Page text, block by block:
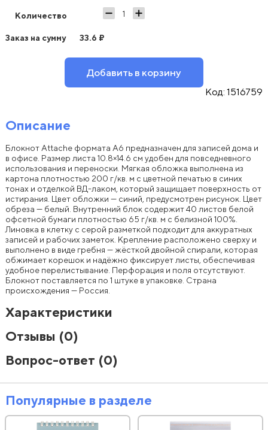
Количество
Заказ на сумму 33.6 ₽
Добавить в корзину
Код: 1516759
Описание
Блокнот Attache формата A6 предназначен для записей дома и
в офисе. Размер листа 10.8×14.6 см удобен для повседневного
использования и переноски. Мягкая обложка выполнена из
картона плотностью 200 г/кв. м с цветной печатью в синих
тонах и отделкой ВД-лаком, который защищает поверхность от
истирания. Цвет обложки — синий, предусмотрен рисунок. Цвет
обреза — белый. Внутренний блок содержит 40 листов белой
офсетной бумаги плотностью 65 г/кв. м с белизной 100%.
Линовка в клетку с серой разметкой подходит для аккуратных
записей и рабочих заметок. Крепление расположено сверху и
выполнено в виде гребня — жёсткой двойной спирали, которая
обжимает корешок и надёжно фиксирует листы, обеспечивая
удобное перелистывание. Перфорация и поля отсутствуют.
Блокнот поставляется по 1 штуке в упаковке. Страна
происхождения — Россия.
Характеристики
Отзывы (0)
Вопрос-ответ (0)
Популярные в разделе